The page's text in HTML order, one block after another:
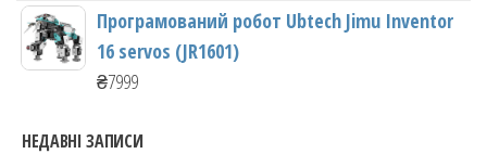
Програмований робот Ubtech Jimu Inventor
16 servos (JR1601)
₴7999
НЕДАВНІ ЗАПИСИ